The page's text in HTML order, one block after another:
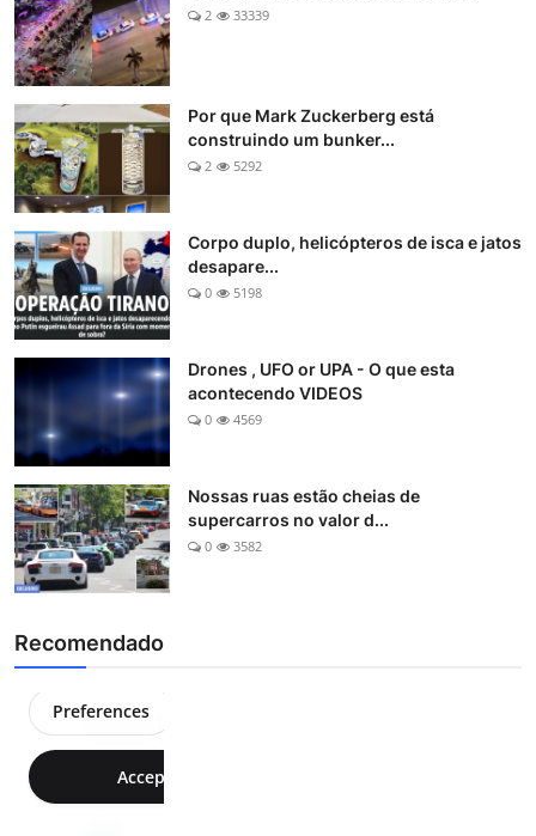
2 33339
Por que Mark Zuckerberg está
construindo um bunker...
2 5292
Corpo duplo, helicópteros de isca e jatos
desapare...
0 5198
Drones , UFO or UPA - O que esta
acontecendo VIDEOS
0 4569
Nossas ruas estão cheias de
supercarros no valor d...
0 3582
Recomendado